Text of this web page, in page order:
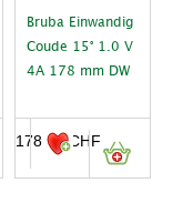
Bruba Einwandig
Coude 15° 1.0 V
4A 178 mm DW
178.00CHF